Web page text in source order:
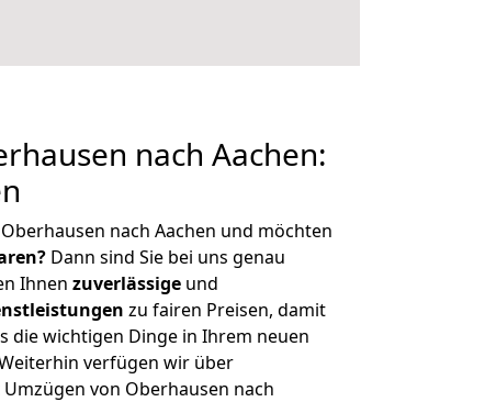
nach Aachen:
nach Aachen und möchten
Dann sind Sie bei uns genau
Ihnen zuverlässige und
zu fairen Preisen, damit
die wichtigen Dinge in Ihrem neuen
verfügen wir über
von Oberhausen nach